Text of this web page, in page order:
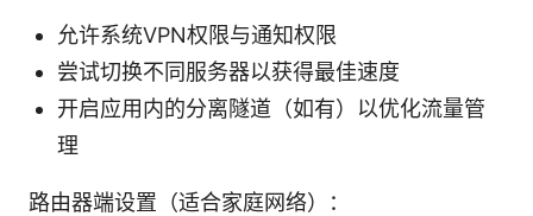
允许系统VPN权限与通知权限
尝试切换不同服务器以获得最佳速度
开启应用内的分离隧道（如有）以优化流量管
理
路由器端设置（适合家庭网络）：